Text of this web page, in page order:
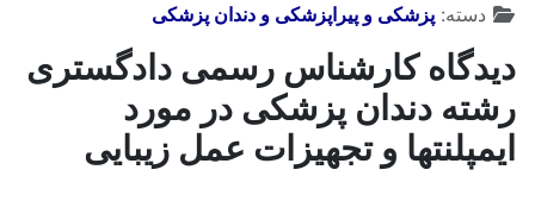
توضیحات
دسته: پزشکی و پیراپزشکی و دندان پزشکی
دیدگاه کارشناس رسمی دادگستری
رشته دندان پزشکی در مورد
ایمپلنتها و تجهیزات عمل زیبایی